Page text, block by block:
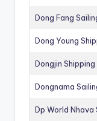
Dong Fang
Dong Young
Dongjin
Dongnama
Dp World Nhava